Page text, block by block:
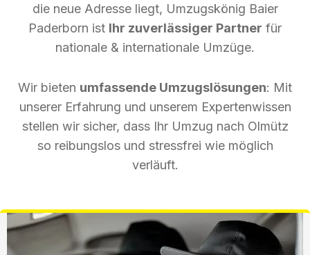
die neue Adresse liegt, Umzugskönig Baier
Paderborn ist Ihr zuverlässiger Partner für
nationale & internationale Umzüge.
Wir bieten umfassende Umzugslösungen: Mit
unserer Erfahrung und unserem Expertenwissen
stellen wir sicher, dass Ihr Umzug nach Olmütz
so reibungslos und stressfrei wie möglich
verläuft.